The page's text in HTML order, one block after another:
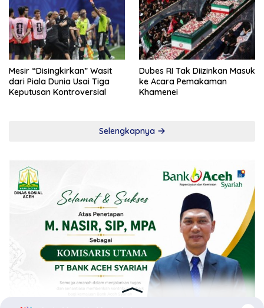
Mesir “Disingkirkan” Wasit
dari Piala Dunia Usai Tiga
Keputusan Kontroversial
Dubes RI Tak Diizinkan Masuk
ke Acara Pemakaman
Khamenei
Selengkapnya